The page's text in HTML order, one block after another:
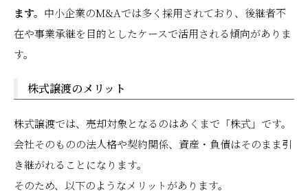
ます。 中小企業のM&Aでは多く採用されており、後継者不
在や事業承継を目的としたケースで活用される傾向がありま
す。
株式譲渡のメリット
株式譲渡では、売却対象となるのはあくまで「株式」です。
会社そのものの法人格や契約関係、資産・負債はそのまま引
き継がれることになります。
そのため、以下のようなメリットがあります。